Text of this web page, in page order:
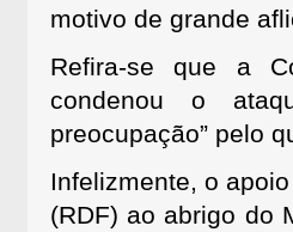
motivo de grande
Refira-se que a
condenou o
preocupação” pelo
Infelizmente, o
(RDF) ao abrigo do